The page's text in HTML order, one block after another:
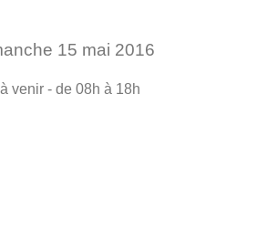
15 mai 2016
à venir - de 08h à 18h